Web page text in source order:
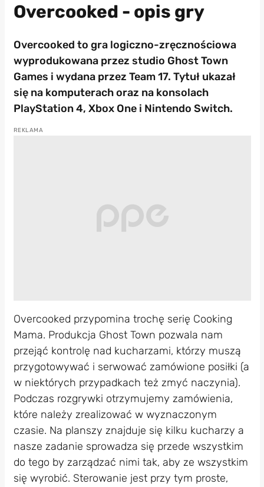
Overcooked - opis gry
Overcooked to gra logiczno-zręcznościowa
wyprodukowana przez studio Ghost Town
Games i wydana przez Team 17. Tytuł ukazał
się na komputerach oraz na konsolach
PlayStation 4, Xbox One i Nintendo Switch.
Overcooked przypomina trochę serię Cooking
Mama. Produkcja Ghost Town pozwala nam
przejąć kontrolę nad kucharzami, którzy muszą
przygotowywać i serwować zamówione posiłki (a
w niektórych przypadkach też zmyć naczynia).
Podczas rozgrywki otrzymujemy zamówienia,
które należy zrealizować w wyznaczonym
czasie. Na planszy znajduje się kilku kucharzy a
nasze zadanie sprowadza się przede wszystkim
do tego by zarządzać nimi tak, aby ze wszystkim
się wyrobić. Sterowanie jest przy tym proste,